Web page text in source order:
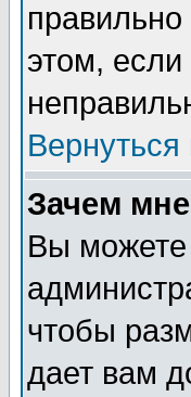
этом,
Вернуться
Зачем
Вы можете
чтобы
дает вам